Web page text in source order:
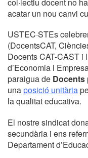
acatar un nou canvi
USTEC·STEs
(DocentsCAT,
Docents CAT-CAST i
d’Economia i
paraigua de Docents
unaposició unitària
la qualitat educativa.
El nostre sindicat
secundària i ens
Departament